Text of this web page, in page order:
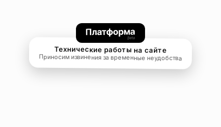
Технические работы на сайте
Приносим извинения за временные неудобства